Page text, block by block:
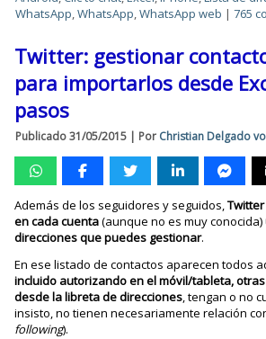
WhatsApp,WhatsApp,WhatsApp web |765
Twitter: gestionar
para importarlos desde
pasos
Publicado 31/05/2015 | Por Christian Delgado
Además de los seguidores y seguidos,
en cada cuenta(aunque no es muy conocida)
direcciones que puedes gestionar.
En ese listado de contactos aparecen todos
incluido autorizando en el móvil/tableta,
desde la libreta de direcciones, tengan o no
insisto, no tienen necesariamente relación
following).